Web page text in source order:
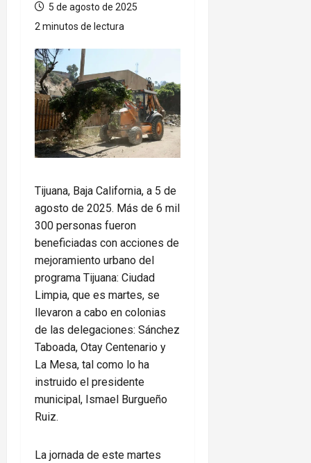
5 de agosto de 2025
2 minutos de lectura
Tijuana, Baja California, a 5 de
agosto de 2025. Más de 6 mil
300 personas fueron
beneficiadas con acciones de
mejoramiento urbano del
programa Tijuana: Ciudad
Limpia, que es martes, se
llevaron a cabo en colonias
de las delegaciones: Sánchez
Taboada, Otay Centenario y
La Mesa, tal como lo ha
instruido el presidente
municipal, Ismael Burgueño
Ruiz.
La jornada de este martes